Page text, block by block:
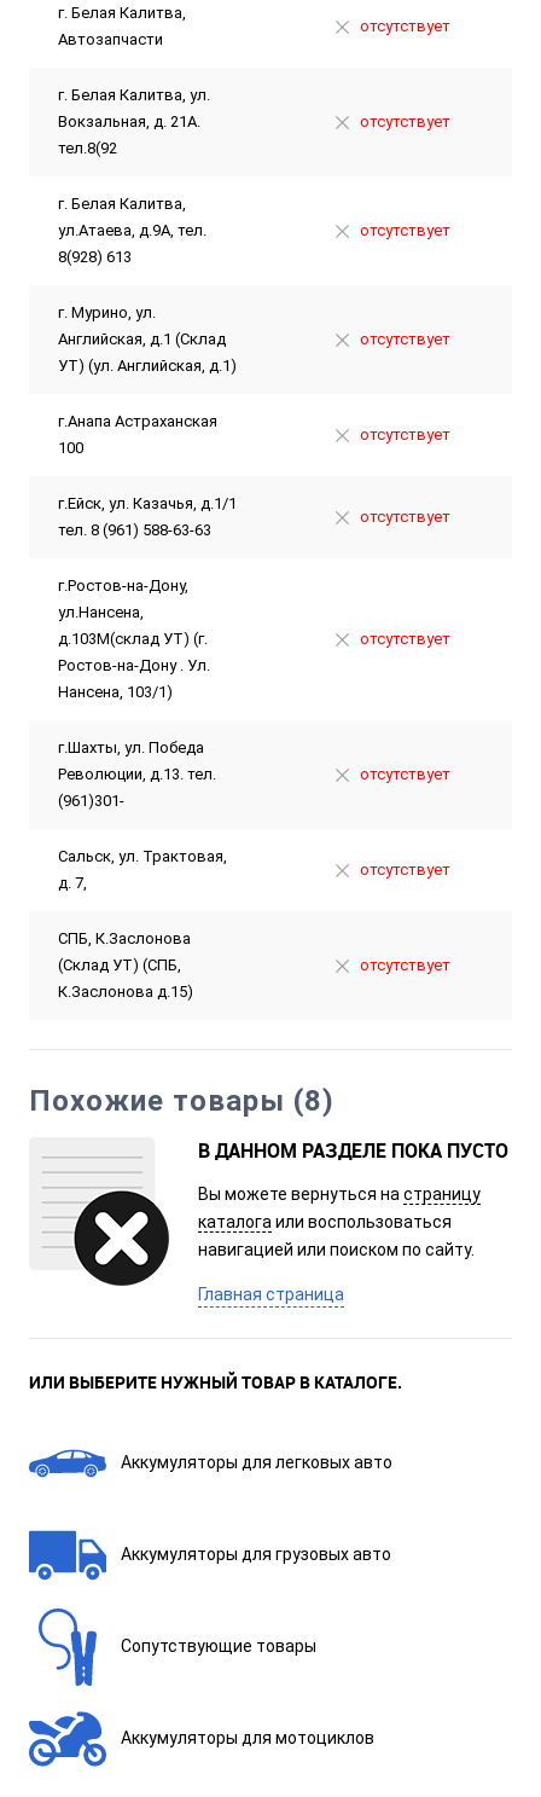
г. Белая Калитва,
Автозапчасти
отсутствует
г. Белая Калитва, ул.
Вокзальная, д. 21А.
тел.8(92
отсутствует
г. Белая Калитва,
ул.Атаева, д.9А, тел.
8(928) 613
отсутствует
г. Мурино, ул.
Английская, д.1 (Склад
УТ) (ул. Английская, д.1)
отсутствует
г.Анапа Астраханская
100
отсутствует
г.Ейск, ул. Казачья, д.1/1
тел. 8 (961) 588-63-63
отсутствует
г.Ростов-на-Дону,
ул.Нансена,
д.103М(склад УТ) (г.
Ростов-на-Дону . Ул.
Нансена, 103/1)
отсутствует
г.Шахты, ул. Победа
Революции, д.13. тел.
(961)301-
отсутствует
Сальск, ул. Трактовая,
д. 7,
отсутствует
СПБ, К.Заслонова
(Склад УТ) (СПБ,
К.Заслонова д.15)
отсутствует
Похожие товары (8)
В ДАННОМ РАЗДЕЛЕ ПОКА ПУСТО
Вы можете вернуться на страницу
каталога или воспользоваться
навигацией или поиском по сайту.
Главная страница
ИЛИ ВЫБЕРИТЕ НУЖНЫЙ ТОВАР В КАТАЛОГЕ.
Аккумуляторы для легковых авто
Аккумуляторы для грузовых авто
Сопутствующие товары
Аккумуляторы для мотоциклов